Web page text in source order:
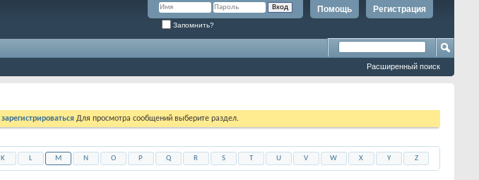
Регистрация
Помощь
Запомнить?
Расширенный поиск
зарегистрироваться Для просмотра сообщений выберите раздел.
K L M N O P Q R S T U V W X Y Z